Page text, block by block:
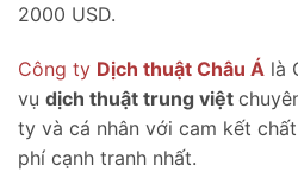
2000 USD.
Công ty Dịch thuật Châu Á là
vụ dịch thuật trung việt
ty và cá nhân với cam kết
phí cạnh tranh nhất.